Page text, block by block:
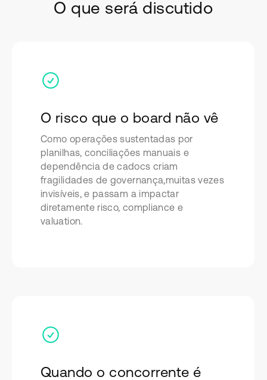
O que será discutido
O risco que o board não vê
Como operações sustentadas por
planilhas, conciliações manuais e
dependência de cadocs criam
fragilidades de governança,muitas vezes
invisíveis, e passam a impactar
diretamente risco, compliance e
valuation.
Quando o concorrente é